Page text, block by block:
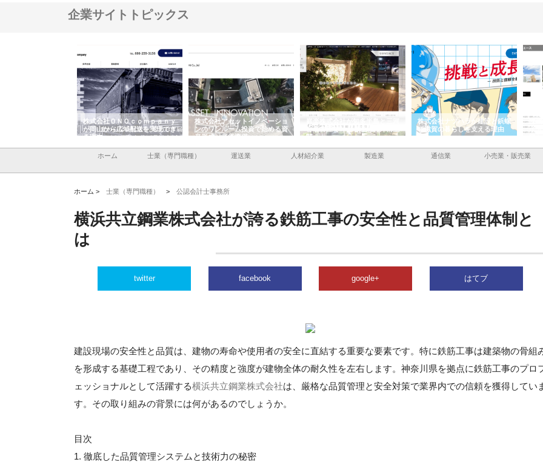
企業サイトトピックス
株式会社ＯＮＯｃｏｍｐａｎｙ
が岡山から広域配送を実現でき
る理由
株式会社アセットイノベーショ
ンのワンルーム投資で始める資
産形成と老後準備
と名古屋で叶える理想の外構空
間
株式会社ナツハラが建設と鋲螺
で滋賀の暮らしを支える理由
イ
ホーム 士業（専門職種） 運送業 人材紹介業 製造業 通信業 小売業・販売業
ホーム > 士業（専門職種） > 公認会計士事務所
横浜共立鋼業株式会社が誇る鉄筋工事の安全性と品質管理体制と
は
twitter facebook google+ はてブ
建設現場の安全性と品質は、建物の寿命や使用者の安全に直結する重要な要素です。特に鉄筋工事は建築物の骨組
を形成する基礎工程であり、その精度と強度が建物全体の耐久性を左右します。神奈川県を拠点に鉄筋工事のプロ
ェッショナルとして活躍する横浜共立鋼業株式会社は、厳格な品質管理と安全対策で業界内での信頼を獲得してい
す。その取り組みの背景には何があるのでしょうか。
目次
1. 徹底した品質管理システムと技術力の秘密